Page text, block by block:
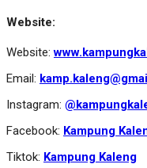
Website:
Website:
Email:
Instagram:
Facebook: Kampung
Tiktok: Kampung Kaleng